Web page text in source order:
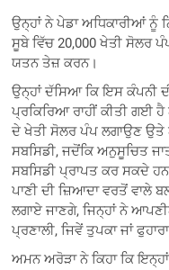
ਉਨ੍ਹਾਂ ਨੇ ਪੇਡਾ ਅਧਿਕਾਰੀਆਂ ਨੂੰ
ਸੂਬੇ ਵਿੱਚ 20,000 ਖੇਤੀ ਸੋਲਰ
ਯਤਨ ਤੇਜ਼ ਕਰਨ।
ਉਨ੍ਹਾਂ ਦੱਸਿਆ ਕਿ ਇਸ ਕੰਪਨੀ
ਪ੍ਰਕਿਰਿਆ ਰਾਹੀਂ ਕੀਤੀ ਗਈ
ਦੇ ਖੇਤੀ ਸੋਲਰ ਪੰਪ ਲਗਾਉਣ ਉਤੇ
ਸਬਸਿਡੀ, ਜਦੋਂਕਿ ਅਨੁਸੂਚਿਤ
ਸਬਸਿਡੀ ਪ੍ਰਾਪਤ ਕਰ ਸਕਦੇ
ਪਾਣੀ ਦੀ ਜ਼ਿਆਦਾ ਵਰਤੋਂ ਵਾਲੇ
ਲਗਾਏ ਜਾਣਗੇ, ਜਿਨ੍ਹਾਂ ਨੇ
ਪ੍ਰਣਾਲੀ, ਜਿਵੇਂ ਤੁਪਕਾ ਜਾਂ
ਅਮਨ ਅਰੋੜਾ ਨੇ ਕਿਹਾ ਕਿ